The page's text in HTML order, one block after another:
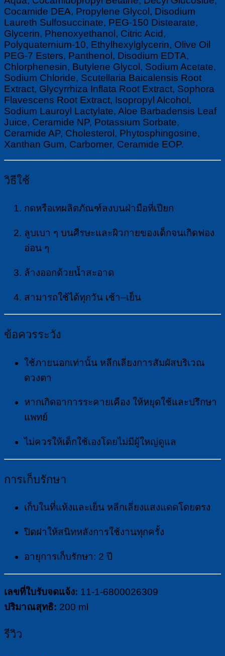
เกิด
ชิ้น
Cocamide DEA, Propylene Glycol, Disodium
Laureth Sulfosuccinate, PEG-150 Distearate,
Glycerin, Phenoxyethanol, Citric Acid,
Polyquaternium-10, Ethylhexylglycerin, Olive Oil
PEG-7 Esters, Panthenol, Disodium EDTA,
Chlorphenesin, Butylene Glycol, Sodium Acetate,
Sodium Chloride, Scutellaria Baicalensis Root
Extract, Glycyrrhiza Inflata Root Extract, Sophora
Flavescens Root Extract, Isopropyl Alcohol,
Sodium Lauroyl Lactylate, Aloe Barbadensis Leaf
Juice, Ceramide NP, Potassium Sorbate,
Ceramide AP, Cholesterol, Phytosphingosine,
Xanthan Gum, Carbomer, Ceramide EOP.
วิธีใช้
กดหรือเทผลิตภัณฑ์ลงบนฝ่ามือที่เปียก
ลูบเบา ๆ บนศีรษะและผิวกายของเด็กจนเกิดฟอง
อ่อน ๆ
ล้างออกด้วยน้ำสะอาด
สามารถใช้ได้ทุกวัน เช้า–เย็น
ข้อควรระวัง
ใช้ภายนอกเท่านั้น หลีกเลี่ยงการสัมผัสบริเวณ
ดวงตา
หากเกิดอาการระคายเคือง ให้หยุดใช้และปรึกษา
แพทย์
ไม่ควรให้เด็กใช้เองโดยไม่มีผู้ใหญ่ดูแล
การเก็บรักษา
เก็บในที่แห้งและเย็น หลีกเลี่ยงแสงแดดโดยตรง
ปิดฝาให้สนิทหลังการใช้งานทุกครั้ง
อายุการเก็บรักษา: 2 ปี
เลขที่ใบรับจดแจ้ง: 11-1-6800026309
ปริมาณสุทธิ: 200 ml
รีวิว